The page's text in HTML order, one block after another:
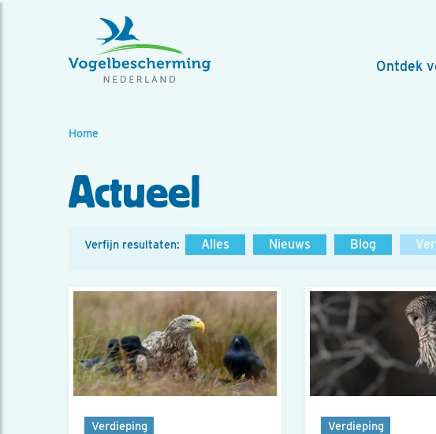
Ontdek
Home
Actueel
Verfijn resultaten: Alles Nieuws Blog
Verdieping Verdieping